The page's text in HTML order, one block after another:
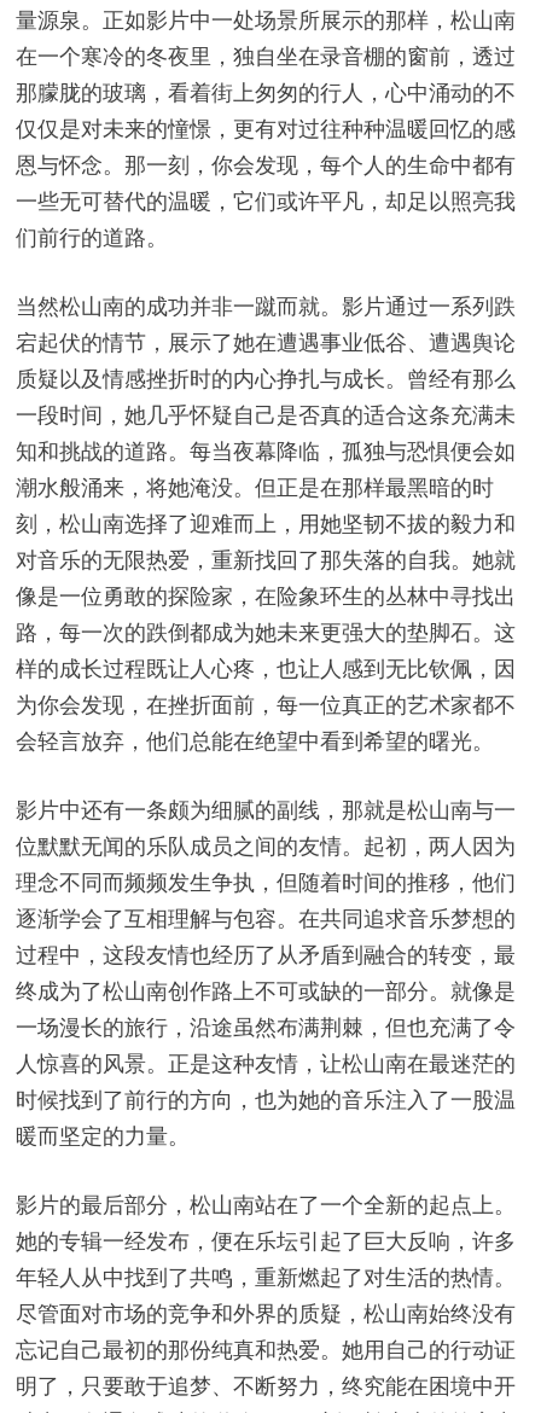
量源泉。正如影片中一处场景所展示的那样，松山南
在一个寒冷的冬夜里，独自坐在录音棚的窗前，透过
那朦胧的玻璃，看着街上匆匆的行人，心中涌动的不
仅仅是对未来的憧憬，更有对过往种种温暖回忆的感
恩与怀念。那一刻，你会发现，每个人的生命中都有
一些无可替代的温暖，它们或许平凡，却足以照亮我
们前行的道路。
当然松山南的成功并非一蹴而就。影片通过一系列跌
宕起伏的情节，展示了她在遭遇事业低谷、遭遇舆论
质疑以及情感挫折时的内心挣扎与成长。曾经有那么
一段时间，她几乎怀疑自己是否真的适合这条充满未
知和挑战的道路。每当夜幕降临，孤独与恐惧便会如
潮水般涌来，将她淹没。但正是在那样最黑暗的时
刻，松山南选择了迎难而上，用她坚韧不拔的毅力和
对音乐的无限热爱，重新找回了那失落的自我。她就
像是一位勇敢的探险家，在险象环生的丛林中寻找出
路，每一次的跌倒都成为她未来更强大的垫脚石。这
样的成长过程既让人心疼，也让人感到无比钦佩，因
为你会发现，在挫折面前，每一位真正的艺术家都不
会轻言放弃，他们总能在绝望中看到希望的曙光。
影片中还有一条颇为细腻的副线，那就是松山南与一
位默默无闻的乐队成员之间的友情。起初，两人因为
理念不同而频频发生争执，但随着时间的推移，他们
逐渐学会了互相理解与包容。在共同追求音乐梦想的
过程中，这段友情也经历了从矛盾到融合的转变，最
终成为了松山南创作路上不可或缺的一部分。就像是
一场漫长的旅行，沿途虽然布满荆棘，但也充满了令
人惊喜的风景。正是这种友情，让松山南在最迷茫的
时候找到了前行的方向，也为她的音乐注入了一股温
暖而坚定的力量。
影片的最后部分，松山南站在了一个全新的起点上。
她的专辑一经发布，便在乐坛引起了巨大反响，许多
年轻人从中找到了共鸣，重新燃起了对生活的热情。
尽管面对市场的竞争和外界的质疑，松山南始终没有
忘记自己最初的那份纯真和热爱。她用自己的行动证
明了，只要敢于追梦、不断努力，终究能在困境中开